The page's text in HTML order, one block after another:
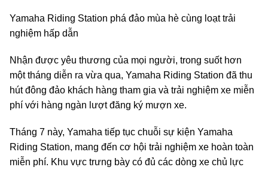
Yamaha Riding Station phá đảo mùa hè cùng loạt trải
nghiệm hấp dẫn
Nhận được yêu thương của mọi người, trong suốt hơn
một tháng diễn ra vừa qua, Yamaha Riding Station đã thu
hút đông đảo khách hàng tham gia và trải nghiệm xe miễn
phí với hàng ngàn lượt đăng ký mượn xe.
Tháng 7 này, Yamaha tiếp tục chuỗi sự kiện Yamaha
Riding Station, mang đến cơ hội trải nghiệm xe hoàn toàn
miễn phí. Khu vực trưng bày có đủ các dòng xe chủ lực